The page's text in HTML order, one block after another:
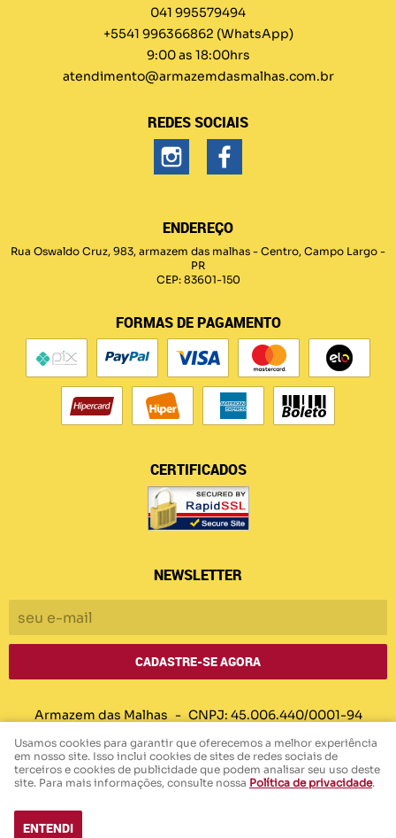
041 995579494
+5541 996366862 (WhatsApp)
9:00 as 18:00hrs
atendimento@armazemdasmalhas.com.br
REDES SOCIAIS
ENDEREÇO
Rua Oswaldo Cruz, 983, armazem das malhas - Centro, Campo Largo -
PR
CEP: 83601-150
FORMAS DE PAGAMENTO
CERTIFICADOS
NEWSLETTER
CADASTRE-SE AGORA
Armazem das Malhas CNPJ: 45.006.440/0001-94
LOJA VIRTUAL CRIADA POR
Usamos cookies para garantir que oferecemos a melhor experiência
em nosso site. Isso inclui cookies de sites de redes sociais de
terceiros e cookies de publicidade que podem analisar seu uso deste
site. Para mais informações, consulte nossa Política de privacidade.
ENTENDI